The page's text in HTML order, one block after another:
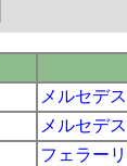
メルセデス
メルセデス
フェラーリ